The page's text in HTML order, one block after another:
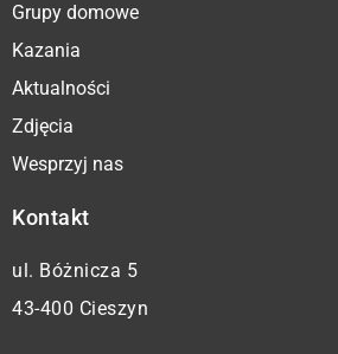
Grupy domowe
Kazania
Aktualności
Zdjęcia
Wesprzyj nas
Kontakt
ul. Bóżnicza 5
43-400 Cieszyn